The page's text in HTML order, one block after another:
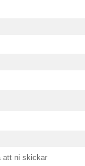
att ni skickar